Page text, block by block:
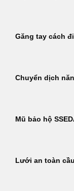
Găng tay cách
Chuyển dịch
Mũ bảo hộ
Lưới an toàn